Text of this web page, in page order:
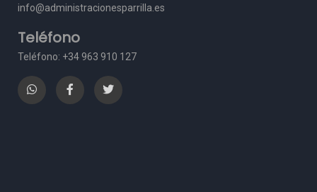
info@administracionesparrilla.es
Teléfono
Teléfono: +34 963 910 127